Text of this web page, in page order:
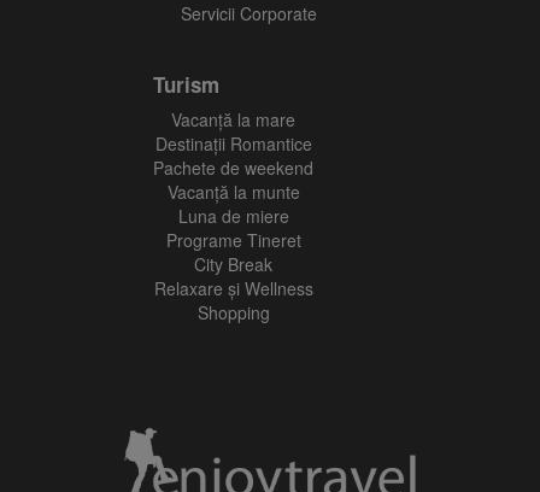
Servicii Corporate
Turism
Vacanţă la mare
Destinații Romantice
Pachete de weekend
Vacanță la munte
Luna de miere
Programe Tineret
City Break
Relaxare și Wellness
Shopping